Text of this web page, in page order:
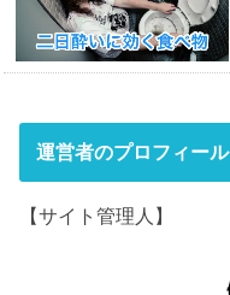
運営者のプロフィール
【サイト管理人】